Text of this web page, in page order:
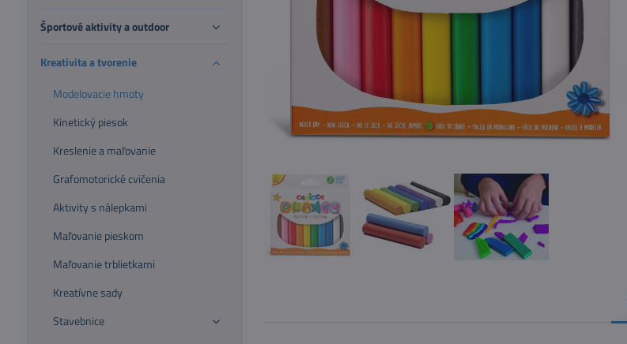
Športové aktivity a outdoor
Kreativita a tvorenie
Modelovacie hmoty
Kinetický piesok
Kreslenie a maľovanie
Grafomotorické cvičenia
Aktivity s nálepkami
Maľovanie pieskom
Maľovanie trblietkami
Kreatívne sady
Stavebnice